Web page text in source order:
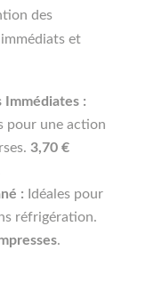
des
et
Immédiates :
pour une action
3,70 €
: Idéales pour
réfrigération.
.